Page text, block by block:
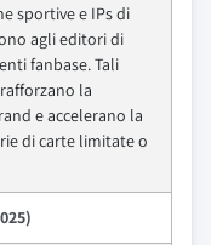
sportive e IPs di
agli editori di
fanbase. Tali
la
e accelerano la
di carte limitate o